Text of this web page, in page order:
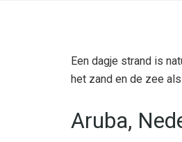
Een dagje strand is
het zand en de zee
Aruba,